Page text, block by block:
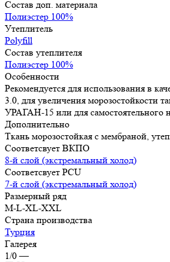
Состав доп. материала
Полиэстер 100%
Утеплитель
Polyfill
Состав утеплителя
Полиэстер 100%
Особенности
Рекомендуется для использования в
3.0, для увеличения морозостойкости
УРАГАН-15 или для самостоятельного
Дополнительно
Ткань морозостойкая с мембраной,
Соответсвует ВКПО
8-й слой (экстремальный холод)
Соответсвует PCU
7-й слой (экстремальный холод)
Размерный ряд
M-L-XL-XXL
Страна производства
Турция
Галерея
1/0 —